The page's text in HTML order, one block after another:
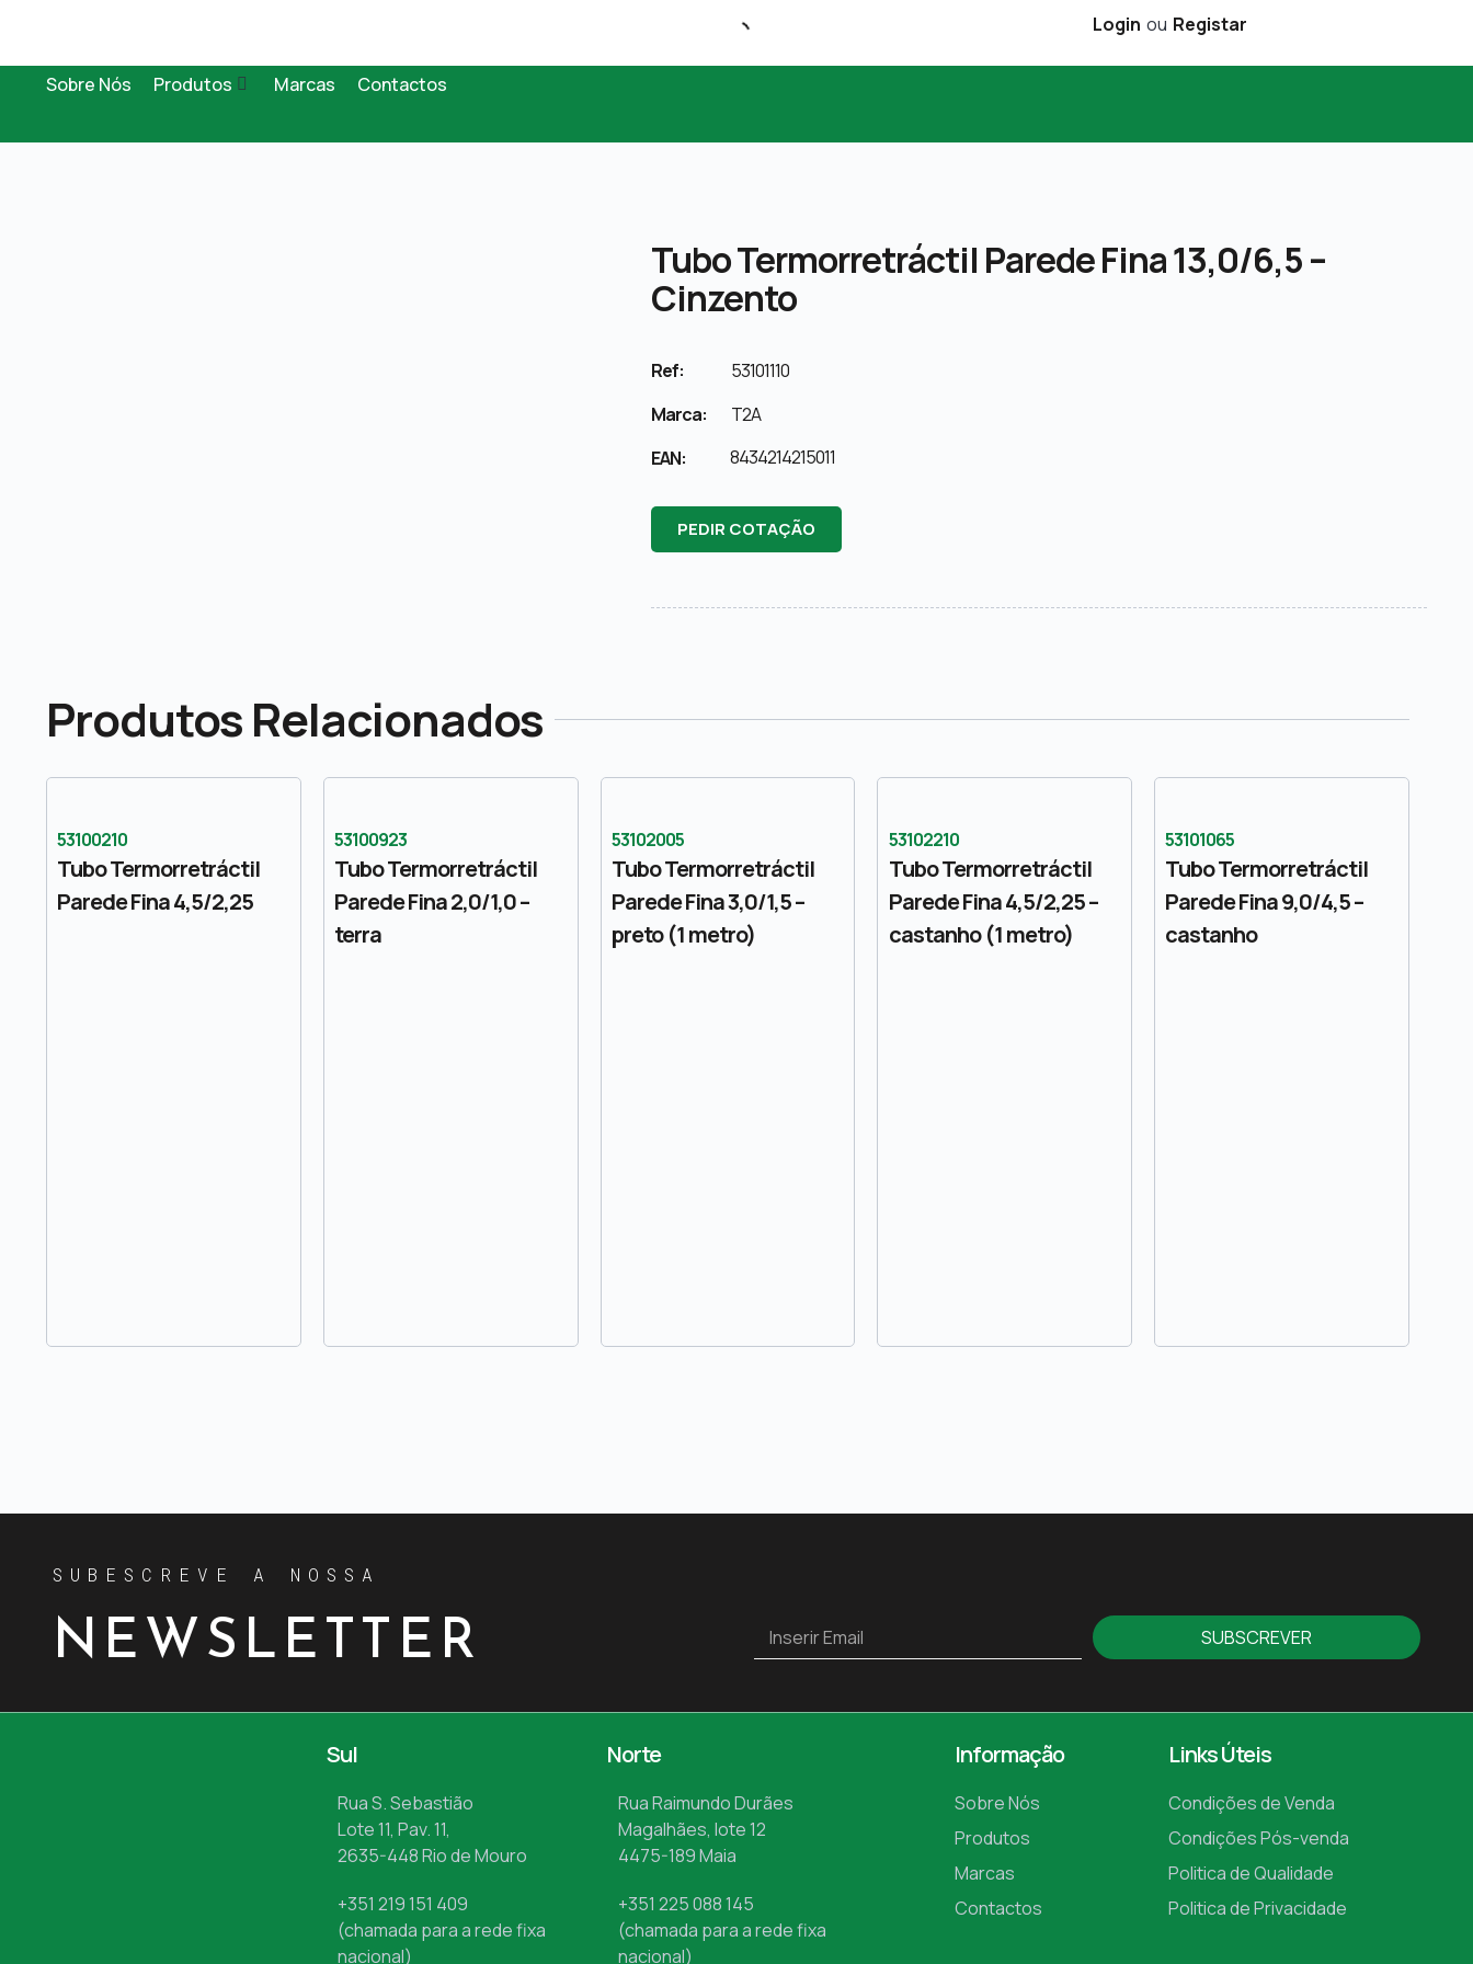
Login ou Registar
Sobre Nós Produtos Marcas Contactos
Tubo Termorretráctil Parede Fina 13,0/6,5 –
Cinzento
Ref:
53101110
Marca:
T2A
EAN:
8434214215011
PEDIR COTAÇÃO
Produtos Relacionados
53100210
Tubo Termorretráctil
Parede Fina 4,5/2,25
53100923
Tubo Termorretráctil
Parede Fina 2,0/1,0 –
terra
53102005
Tubo Termorretráctil
Parede Fina 3,0/1,5 –
preto (1 metro)
53102210
Tubo Termorretráctil
Parede Fina 4,5/2,25 –
castanho (1 metro)
53101065
Tubo Termorretráctil
Parede Fina 9,0/4,5 –
castanho
SUBESCREVE A NOSSA
NEWSLETTER SUBSCREVER
Sul
Rua S. Sebastião
Lote 11, Pav. 11,
2635-448 Rio de Mouro
+351 219 151 409
(chamada para a rede fixa
nacional)
Norte
Rua Raimundo Durães
Magalhães, lote 12
4475-189 Maia
+351 225 088 145
(chamada para a rede fixa
nacional)
Informação
Sobre Nós
Produtos
Marcas
Contactos
Links Úteis
Condições de Venda
Condições Pós-venda
Politica de Qualidade
Politica de Privacidade